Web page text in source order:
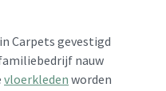
Carpets gevestigd
nauw
vloerkleden worden